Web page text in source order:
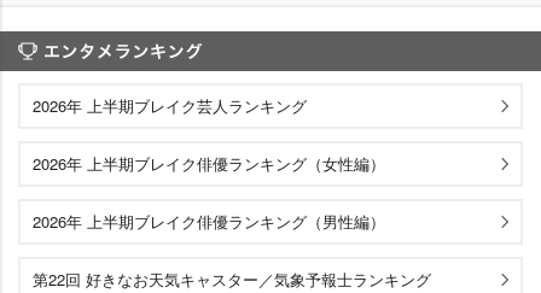
2026年 上半期ブレイク芸人ランキング
2026年 上半期ブレイク俳優ランキング（女性編）
2026年 上半期ブレイク俳優ランキング（男性編）
第22回 好きなお天気キャスター／気象予報士ランキング